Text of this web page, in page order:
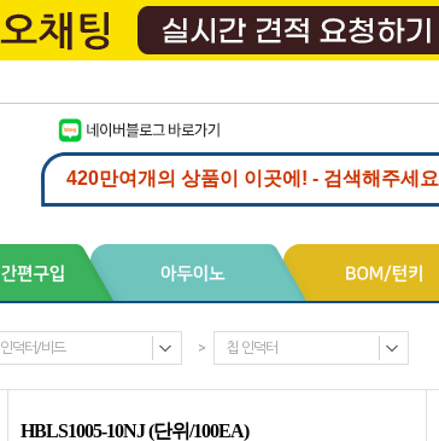
인덕터/비드 > 칩 인덕터
HBLS1005-10NJ (단위/100EA)